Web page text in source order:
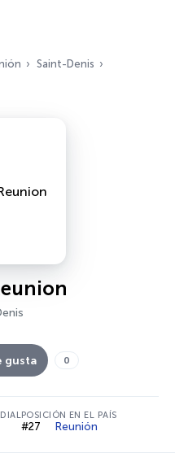
Saint-Denis
gusta 0
POSICIÓN EN EL PAÍS
#27 Reunión